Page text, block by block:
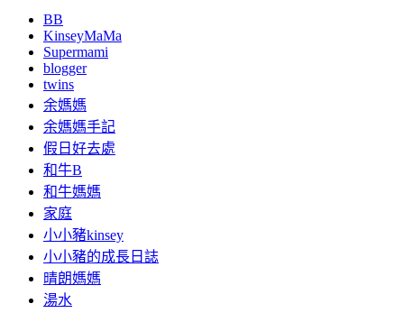
BB
KinseyMaMa
Supermami
blogger
twins
余媽媽
余媽媽手記
假日好去處
和牛B
和牛媽媽
家庭
小小豬kinsey
小小豬的成長日誌
晴朗媽媽
湯水